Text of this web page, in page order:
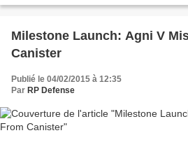
Milestone Launch: Agni V
Canister
Publié le 04/02/2015 à 12:35
Par RP Defense